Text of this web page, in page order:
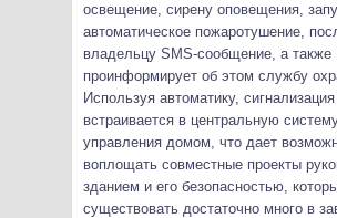
освещение, сирену оповещения,
автоматическое пожаротушение,
владельцу SMS-сообщение, а также
проинформирует об этом службу
Используя автоматику, сигнализация
встраивается в центральную
управления домом, что дает
воплощать совместные проекты
зданием и его безопасностью,
существовать достаточно много в